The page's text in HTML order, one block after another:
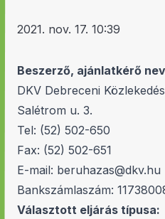
2021. nov. 17. 10:39
Beszerző, ajánlatkérő
DKV Debreceni
Salétrom u. 3.
Tel: (52) 502-650
Fax: (52) 502-651
E-mail: beruhazas@dkv.hu
Bankszámlaszám:
Választott eljárás típusa: